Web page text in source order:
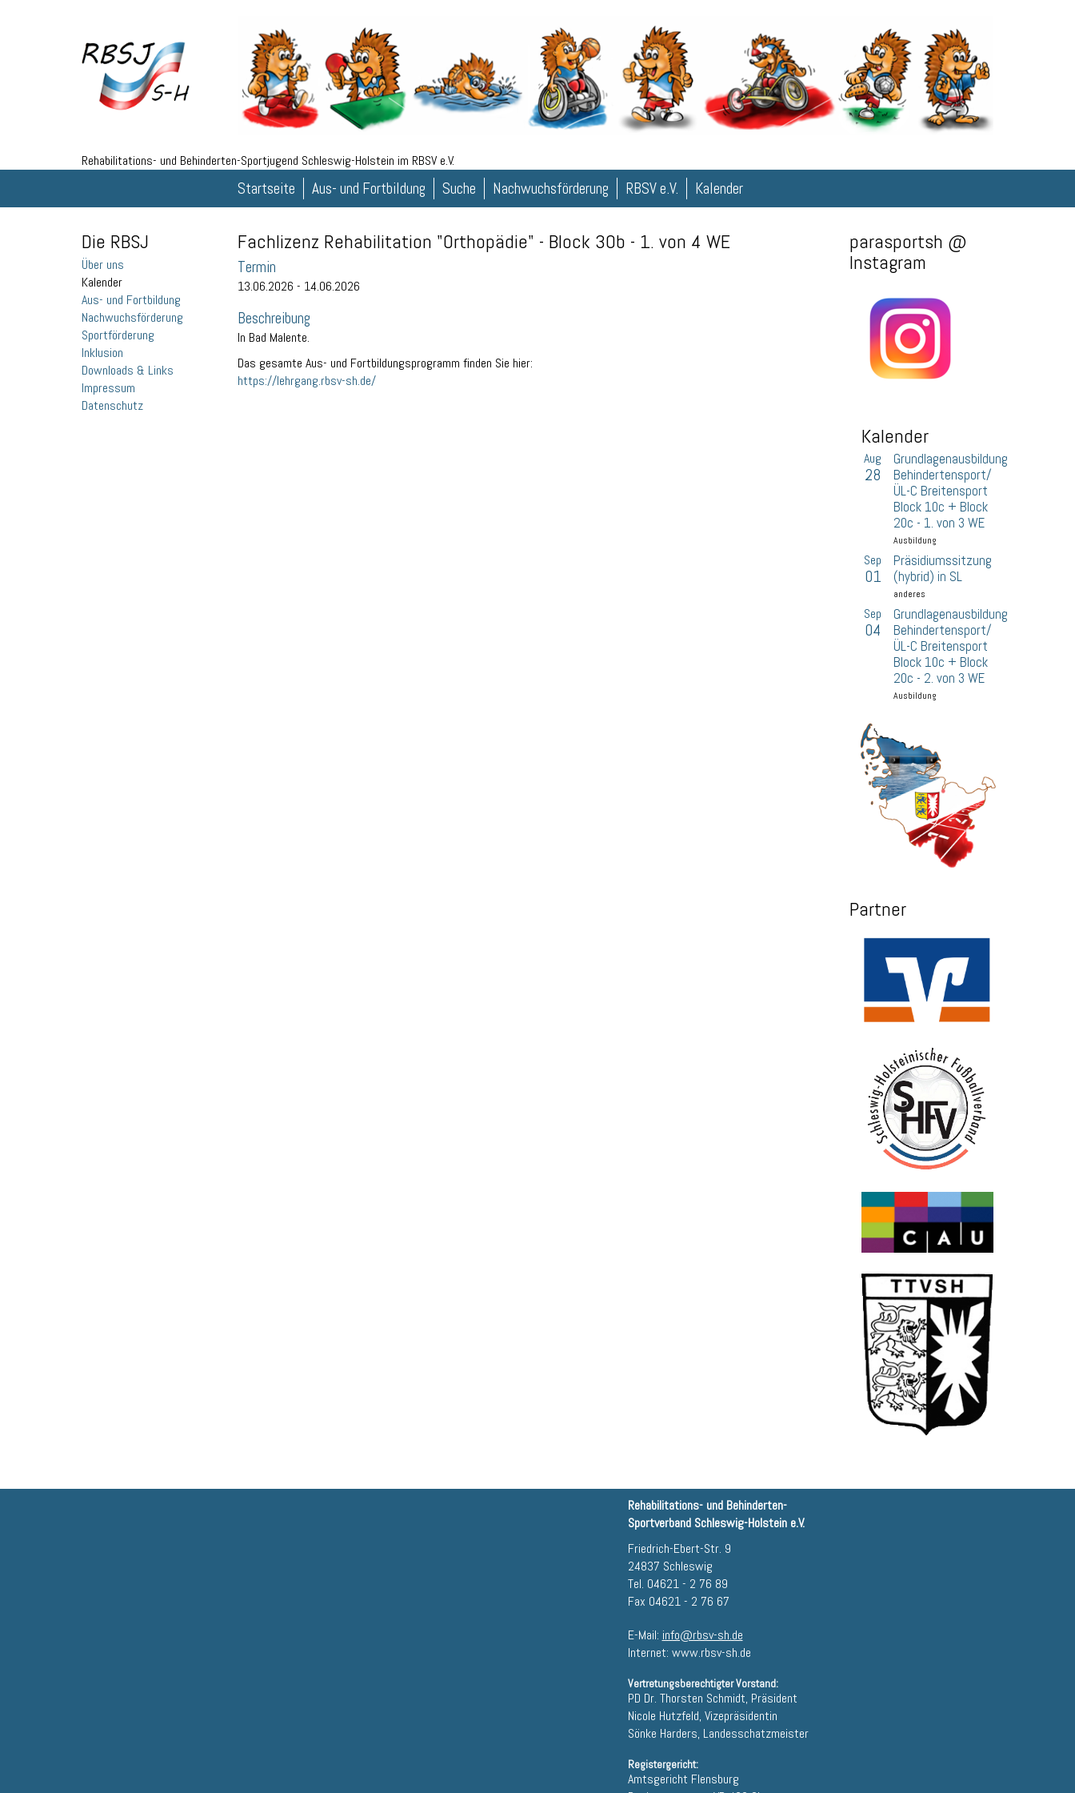
Rehabilitations- und Behinderten-Sportjugend Schleswig-Holstein im RBSV e.V.
Startseite Aus- und Fortbildung Suche Nachwuchsförderung RBSV e.V. Kalender
Die RBSJ
Über uns
Kalender
Aus- und Fortbildung
Nachwuchsförderung
Sportförderung
Inklusion
Downloads & Links
Impressum
Datenschutz
Fachlizenz Rehabilitation "Orthopädie" - Block 30b - 1. von 4 WE
Termin
13.06.2026 - 14.06.2026
Beschreibung
In Bad Malente.
Das gesamte Aus- und Fortbildungsprogramm finden Sie hier:
https://lehrgang.rbsv-sh.de/
parasportsh @
Instagram
Kalender
Aug
28
Grundlagenausbildung
Behindertensport/
ÜL-C Breitensport
Block 10c + Block
20c - 1. von 3 WE
Ausbildung
Sep
01
Präsidiumssitzung
(hybrid) in SL
anderes
Sep
04
Grundlagenausbildung
Behindertensport/
ÜL-C Breitensport
Block 10c + Block
20c - 2. von 3 WE
Ausbildung
Partner
Rehabilitations- und Behinderten-
Sportverband Schleswig-Holstein e.V.
Friedrich-Ebert-Str. 9
24837 Schleswig
Tel. 04621 - 2 76 89
Fax 04621 - 2 76 67
E-Mail: info@rbsv-sh.de
Internet: www.rbsv-sh.de
Vertretungsberechtigter Vorstand:
PD Dr. Thorsten Schmidt, Präsident
Nicole Hutzfeld, Vizepräsidentin
Sönke Harders, Landesschatzmeister
Registergericht:
Amtsgericht Flensburg